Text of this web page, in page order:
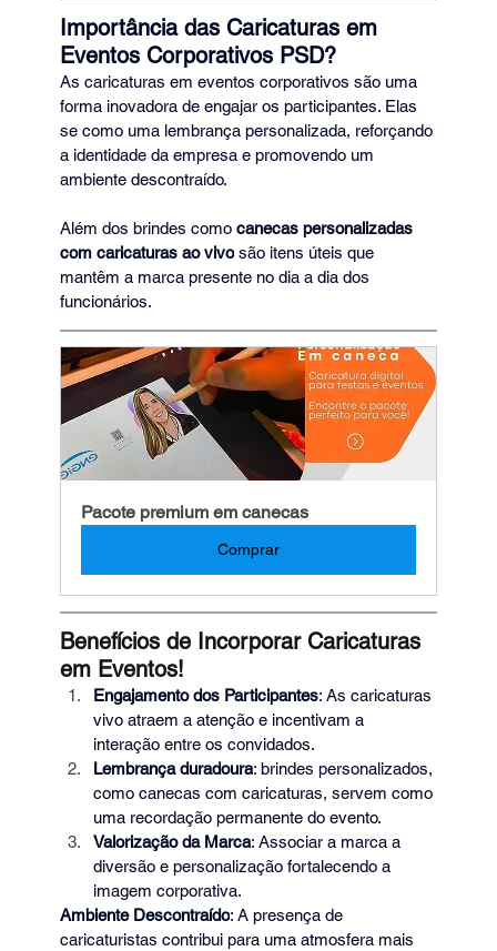
Importância das Caricaturas em
Eventos Corporativos PSD?
As caricaturas em eventos corporativos são uma
forma inovadora de engajar os participantes. Elas
se como uma lembrança personalizada, reforçando
a identidade da empresa e promovendo um
ambiente descontraído.
Além dos brindes como canecas personalizadas
com caricaturas ao vivo são itens úteis que
mantêm a marca presente no dia a dia dos
funcionários.
Pacote premium em canecas
Comprar
Benefícios de Incorporar Caricaturas
em Eventos!
Engajamento dos Participantes: As caricaturas
vivo atraem a atenção e incentivam a
interação entre os convidados.
Lembrança duradoura: brindes personalizados,
como canecas com caricaturas, servem como
uma recordação permanente do evento.
Valorização da Marca: Associar a marca a
diversão e personalização fortalecendo a
imagem corporativa.
Ambiente Descontraído: A presença de
caricaturistas contribui para uma atmosfera mais